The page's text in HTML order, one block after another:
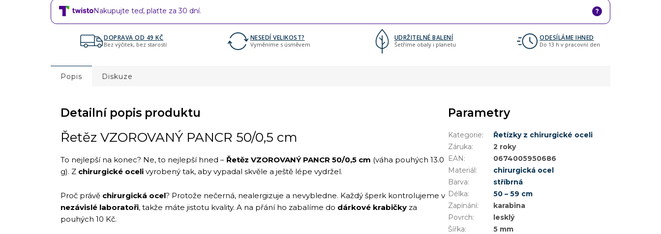
Nakupujte teď, plaťte za 30 dní. ?
DOPRAVA OD 49 KČ
Bez výčitek, bez starostí
NESEDÍ VELIKOST?
Vyměníme s úsměvem
UDRŽITELNÉ BALENÍ
Šetříme obaly i planetu
ODESÍLÁME IHNED
Do 13 h v pracovní den
Popis Diskuze
Detailní popis produktu
Řetěz VZOROVANÝ PANCR 50/0,5 cm
To nejlepší na konec? Ne, to nejlepší hned – Řetěz VZOROVANÝ PANCR 50/0,5 cm (váha pouhých 13.0
g). Z chirurgické oceli vyrobený tak, aby vypadal skvěle a ještě lépe vydržel.
Proč právě chirurgická ocel? Protože nečerná, nealergizuje a nevybledne. Každý šperk kontrolujeme v
nezávislé laboratoři, takže máte jistotu kvality. A na přání ho zabalíme do dárkové krabičky za
pouhých 10 Kč.
Parametry
Kategorie:
Řetízky z chirurgické oceli
Záruka:
2 roky
EAN:
0674005950686
Materiál:
chirurgická ocel
Barva:
stříbrná
Délka:
50 – 59 cm
Zapínání:
karabina
Povrch:
lesklý
Šířka:
5 mm